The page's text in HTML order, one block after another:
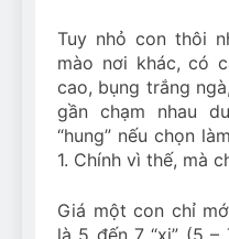
Tuy nhỏ con thôi
mào nơi khác, có
cao, bụng trắng
gần chạm nhau
“hung” nếu chọn
1. Chính vì thế, mà
Giá một con chỉ
là 5 đến 7 “xị” (5